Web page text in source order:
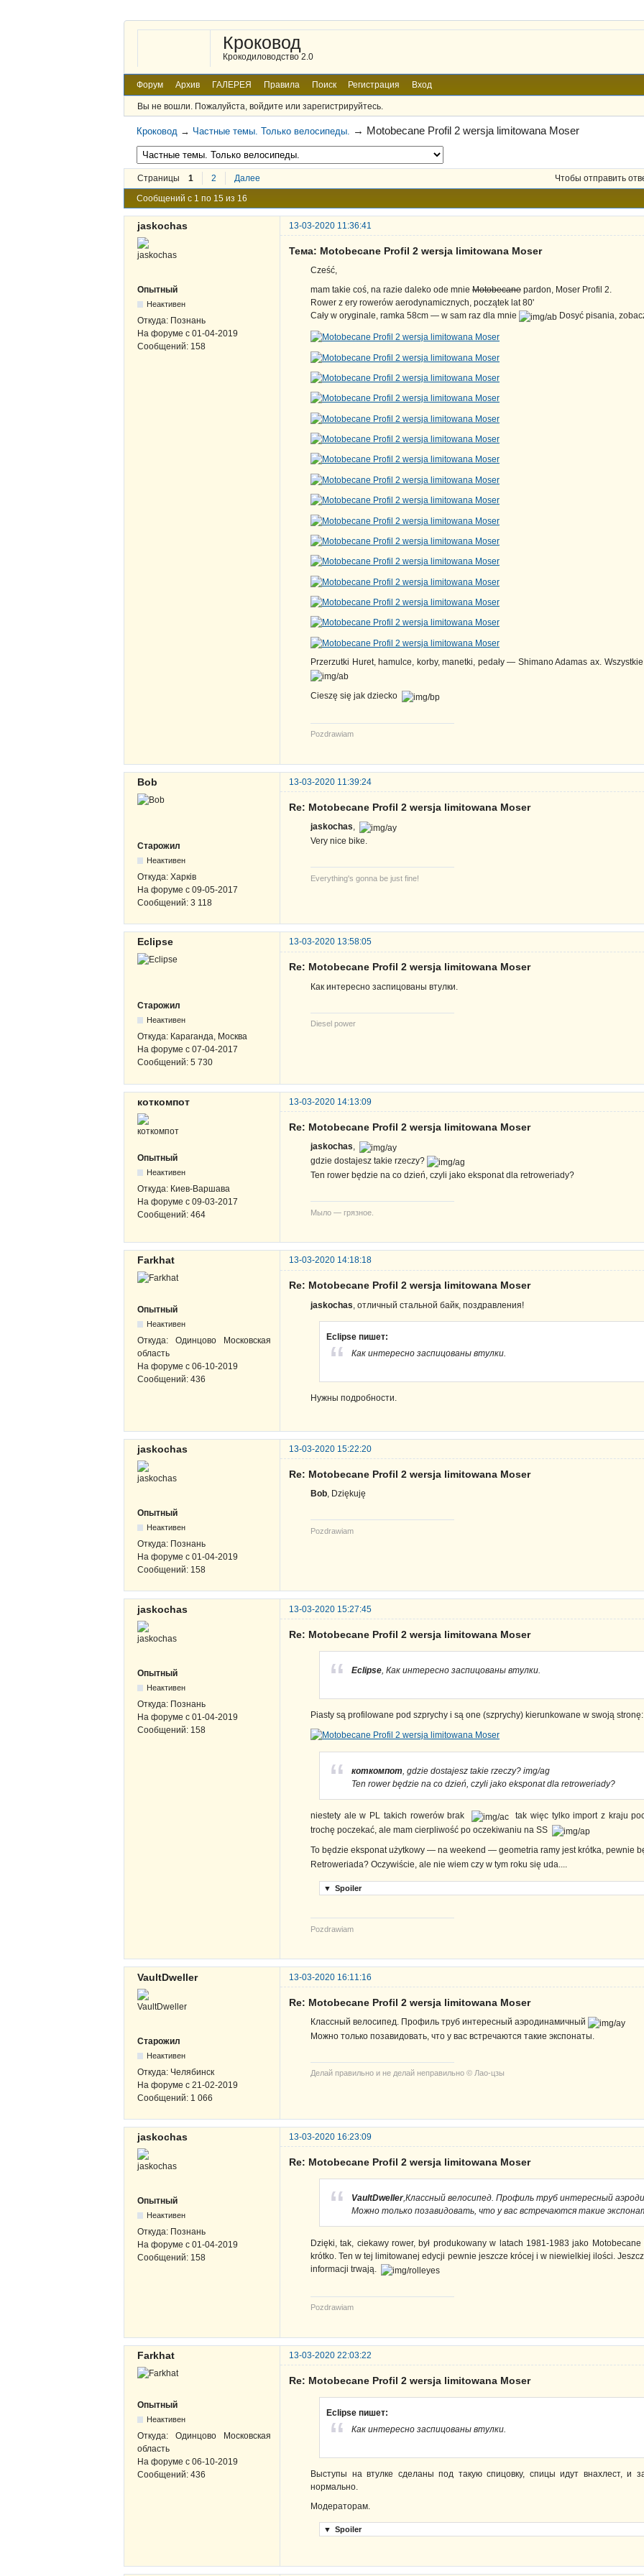
Кроковод
Крокодиловодство 2.0
Форум Архив ГАЛЕРЕЯ Правила Поиск Регистрация Вход
Вы не вошли. Пожалуйста, войдите или зарегистрируйтесь.
Кроковод → Частные темы. Только велосипеды. → Motobecane Profil 2 wersja limitowana Moser
Страницы 1 2 Далее Чтобы отправить
Сообщений с 1 по 15 из 16
jaskochas 13-03-2020 11:36:41
Опытный
Неактивен
Откуда: Познань
На форуме с 01-04-2019
Сообщений: 158
Тема: Motobecane Profil 2 wersja limitowana Moser
Cześć,
mam takie coś, na razie daleko ode mnie Motobecane pardon, Moser Profil 2.
Rower z ery rowerów aerodynamicznych, początek lat 80'
Cały w oryginale, ramka 58cm — w sam raz dla mnie
Dosyć pisania,
Przerzutki Huret, hamulce, korby, manetki, pedały — Shimano Adamas ax.
Cieszę się jak dziecko
Pozdrawiam
Bob 13-03-2020 11:39:24
Старожил
Неактивен
Откуда: Харків
На форуме с 09-05-2017
Сообщений: 3 118
Re: Motobecane Profil 2 wersja limitowana Moser
jaskochas,
Very nice bike.
Everything's gonna be just fine!
Eclipse 13-03-2020 13:58:05
Старожил
Неактивен
Откуда: Караганда, Москва
На форуме с 07-04-2017
Сообщений: 5 730
Re: Motobecane Profil 2 wersja limitowana Moser
Как интересно заспицованы втулки.
Diesel power
коткомпот 13-03-2020 14:13:09
Опытный
Неактивен
Откуда: Киев-Варшава
На форуме с 09-03-2017
Сообщений: 464
Re: Motobecane Profil 2 wersja limitowana Moser
jaskochas,
gdzie dostajesz takie rzeczy?
Ten rower będzie na co dzień, czyli jako eksponat dla retroweriady?
Мыло — грязное.
Farkhat 13-03-2020 14:18:18
Опытный
Неактивен
Откуда: Одинцово Московская
область
На форуме с 06-10-2019
Сообщений: 436
Re: Motobecane Profil 2 wersja limitowana Moser
jaskochas , отличный стальной байк, поздравления!
Eclipse пишет:
Как интересно заспицованы втулки.
Нужны подробности.
jaskochas 13-03-2020 15:22:20
Опытный
Неактивен
Откуда: Познань
На форуме с 01-04-2019
Сообщений: 158
Re: Motobecane Profil 2 wersja limitowana Moser
Bob, Dziękuję
Pozdrawiam
jaskochas 13-03-2020 15:27:45
Опытный
Неактивен
Откуда: Познань
На форуме с 01-04-2019
Сообщений: 158
Re: Motobecane Profil 2 wersja limitowana Moser
Eclipse, Как интересно заспицованы втулки.
Piasty są profilowane pod szprychy i są one (szprychy) kierunkowane w swoją stronę:
коткомпот , gdzie dostajesz takie rzeczy? img/ag
Ten rower będzie na co dzień, czyli jako eksponat dla retroweriady?
niestety ale w PL takich rowerów brak
tak więc tylko import z kraju
trochę poczekać, ale mam cierpliwość po oczekiwaniu na SS
To będzie eksponat użytkowy — na weekend — geometria ramy jest krótka, pewnie
Retroweriada? Oczywiście, ale nie wiem czy w tym roku się uda....
▼ Spoiler
Pozdrawiam
VaultDweller 13-03-2020 16:11:16
Старожил
Неактивен
Откуда: Челябинск
На форуме с 21-02-2019
Сообщений: 1 066
Re: Motobecane Profil 2 wersja limitowana Moser
Классный велосипед. Профиль труб интересный аэродинамичный
Можно только позавидовать, что у вас встречаются такие экспонаты.
Делай правильно и не делай неправильно © Лао-цзы
jaskochas 13-03-2020 16:23:09
Опытный
Неактивен
Откуда: Познань
На форуме с 01-04-2019
Сообщений: 158
Re: Motobecane Profil 2 wersja limitowana Moser
VaultDweller,Классный велосипед. Профиль труб интересный
Можно только позавидовать, что у вас встречаются такие
Dzięki, tak, ciekawy rower, był produkowany w latach 1981-1983 jako
krótko. Ten w tej limitowanej edycji pewnie jeszcze krócej i w niewielkiej ilości.
informacji trwają.
Pozdrawiam
Farkhat 13-03-2020 22:03:22
Опытный
Неактивен
Откуда: Одинцово Московская
область
На форуме с 06-10-2019
Сообщений: 436
Re: Motobecane Profil 2 wersja limitowana Moser
Eclipse пишет:
Как интересно заспицованы втулки.
Выступы на втулке сделаны под такую спицовку, спицы идут внахлест, и
нормально.
Модераторам.
▼ Spoiler